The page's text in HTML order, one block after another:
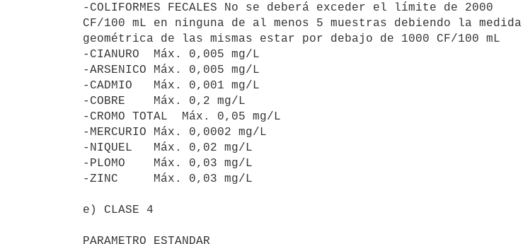
-COLIFORMES FECALES No se deberá exceder el límite de 2000
CF/100 mL en ninguna de al menos 5 muestras debiendo la medida
geométrica de las mismas estar por debajo de 1000 CF/100 mL
-CIANURO  Máx. 0,005 mg/L
-ARSENICO Máx. 0,005 mg/L
-CADMIO   Máx. 0,001 mg/L
-COBRE    Máx. 0,2 mg/L
-CROMO TOTAL  Máx. 0,05 mg/L
-MERCURIO Máx. 0,0002 mg/L
-NIQUEL   Máx. 0,02 mg/L
-PLOMO    Máx. 0,03 mg/L
-ZINC     Máx. 0,03 mg/L
e) CLASE 4
PARAMETRO ESTANDAR